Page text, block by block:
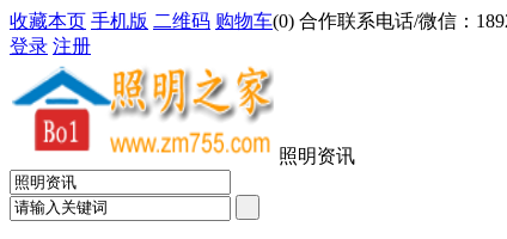
收藏本页 手机版 二维码 购物车(0) 合作联系电话/微信：
登录 注册
照明资讯